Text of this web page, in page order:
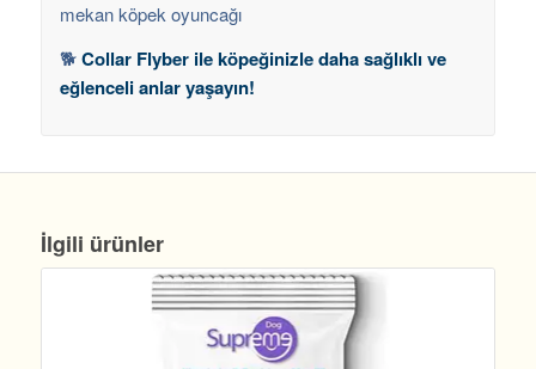
mekan köpek oyuncağı
🐕Collar Flyber ile köpeğinizle daha sağlıklı ve
eğlenceli anlar yaşayın!
İlgili ürünler